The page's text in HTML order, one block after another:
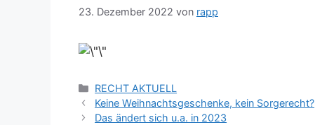
23. Dezember 2022 von rapp
RECHT AKTUELL
Keine Weihnachtsgeschenke, kein Sorgerecht?
Das ändert sich u.a. in 2023